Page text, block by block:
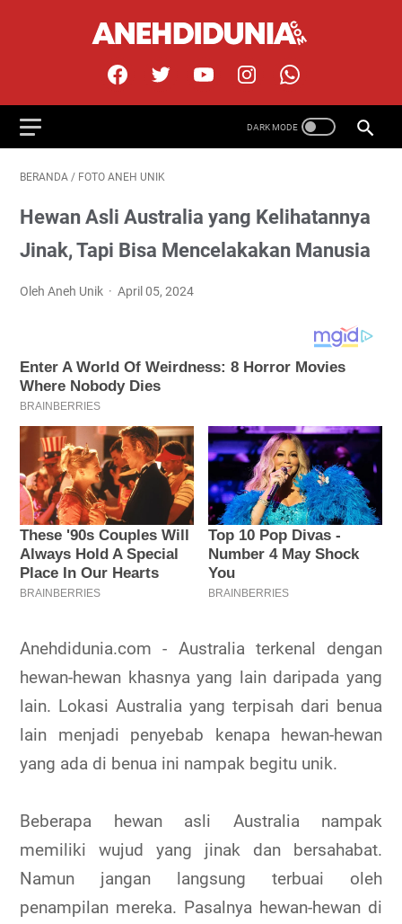
BERANDA / FOTO ANEH UNIK
Hewan Asli Australia yang Kelihatannya
Jinak, Tapi Bisa Mencelakakan Manusia
Oleh Aneh Unik April 05, 2024
Anehdidunia.com - Australia terkenal dengan
hewan-hewan khasnya yang lain daripada yang
lain. Lokasi Australia yang terpisah dari benua
lain menjadi penyebab kenapa hewan-hewan
yang ada di benua ini nampak begitu unik.
Beberapa hewan asli Australia nampak
memiliki wujud yang jinak dan bersahabat.
Namun jangan langsung terbuai oleh
penampilan mereka. Pasalnya hewan-hewan di